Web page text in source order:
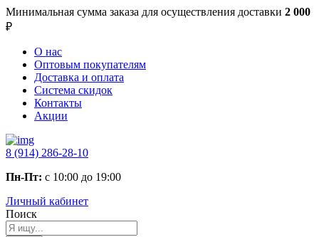
Минимальная сумма заказа для осуществления доставки 2 000
₽
О нас
Оптовым покупателям
Доставка и оплата
Система скидок
Контакты
Акции
8 (914) 286-28-10
Пн-Пт: с 10:00 до 19:00
Личный кабинет
Поиск